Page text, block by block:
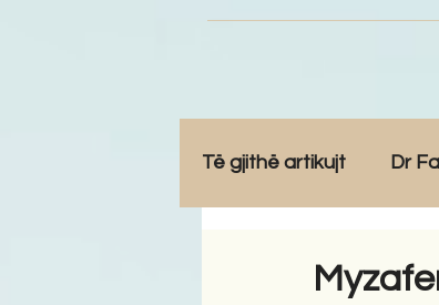
Të gjithë artikujt Dr